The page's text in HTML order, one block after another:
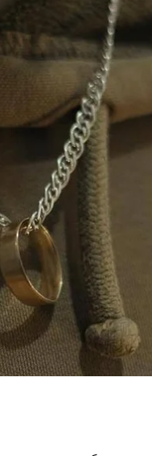
на шиї військового
ССО ім. Князя Ізяслава
що під час
життя, зупинивши
ССО ім. Князя
в Курській
пригадує, що один
шиї. Тоді я відчув
ми відійшли,
цьому значення,